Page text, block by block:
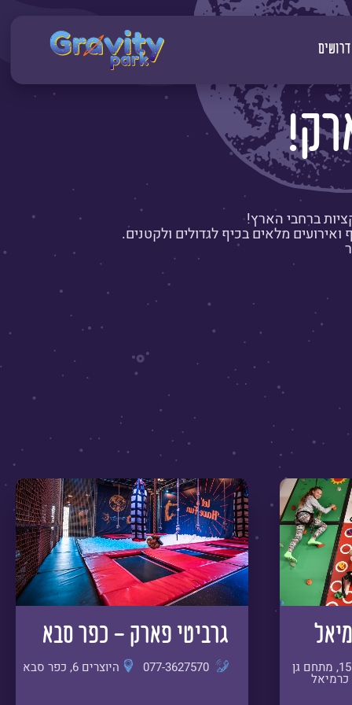
דרושים
ברחבי הארץ!
ואירועים מלאים בכיף לגדולים ולקטנים.
גרביטי פארק - כפר סבא
היוצרים 6, כפר סבא 077-3627570 החרושת 15, מתחם גן
כרמיאל